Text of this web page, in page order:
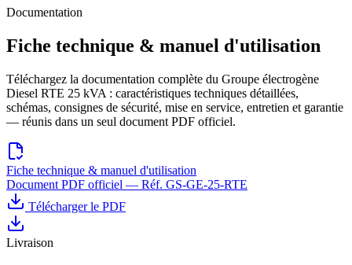
Documentation
Fiche technique & manuel d'utilisation
Téléchargez la documentation complète du Groupe électrogène
Diesel RTE 25 kVA : caractéristiques techniques détaillées,
schémas, consignes de sécurité, mise en service, entretien et garantie
— réunis dans un seul document PDF officiel.
Fiche technique & manuel d'utilisation
Document PDF officiel — Réf. GS-GE-25-RTE
Télécharger le PDF
Livraison